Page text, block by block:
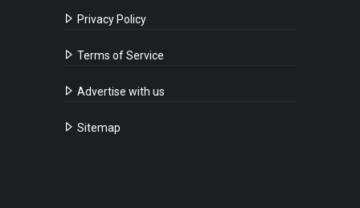
Privacy Policy
Terms of Service
Advertise with us
Sitemap